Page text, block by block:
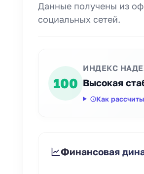
Данные получены из
социальных сетей.
100
ИНДЕКС
Высокая
Как
Финансовая